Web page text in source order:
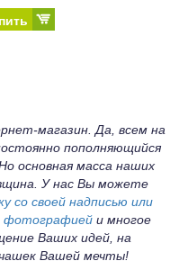
магазин. Да, всем на
пополняющийся
основная масса наших
У нас Вы можете
со своей надписью или
фотографиейи многое
Ваших идей, на
Вашей мечты!